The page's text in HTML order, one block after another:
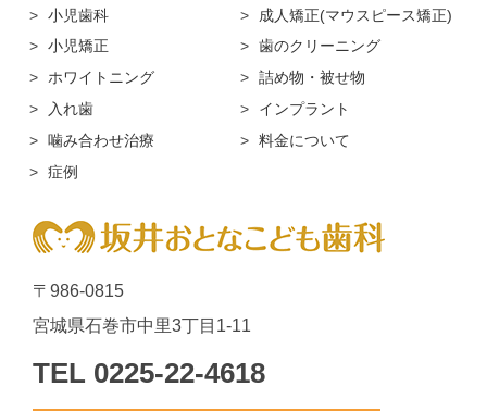
小児歯科
成人矯正(マウスピース矯正)
小児矯正
歯のクリーニング
ホワイトニング
詰め物・被せ物
入れ歯
インプラント
噛み合わせ治療
料金について
症例
〒986-0815
宮城県石巻市中里3丁目1-11
TEL 0225-22-4618